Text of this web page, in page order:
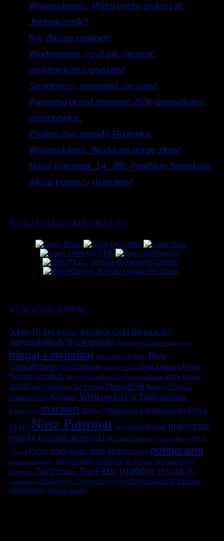
Walewskiego. Mózg może wyłączyć
„bezpiecznik”!
Nie daj się upałom!
Wodowanie, czyli jak ratować
elektroniczne gadżety!
Sportowcu, nawodnij się sam!
Pamiętaj przed startem! Zrób prawidłową
rozgrzewkę.
Praktyczne porady Przemka
Walewskiego. Woda na wagę złota!
Nasz Patronat. 14. JBL Triathlon Sieraków.
Akcja pomocy dzieciom!
NASZE REKOMENDACJE
#TAGI NA TOPIE
5 km 10 km Agrobex Agrobex Cykl Biegów 5/5
Automobilklub Wielkopolski Bieg Agrobex zalasewska Piątka
biegaj i zwiedzaj bieg charytatywny Bieg
Czekoladowy biegi górskie biegi w terenie Bieg Ognia i Wody
bieg po schodach Bieg po schodach Collegium Altum dieta Domix
AGD Poznań Duathlon Tor Poznań Dynasplint Korona Polskich
Półmaratonów Korona Wielkopolski w Półmaratonie
Koronawirus maraton Millano Mistrzostwa Wielkopolski Policji
10 km Nasz Patronat nawodnienie Poznań praktyczne
porady Przemek Walewski Przystań Posnania Puchar Polski PSP w
biegach Puchar Wielkopolski Służb Mundurowych półmaraton
strategia zwycięzcy Super League Triathlon Tor Poznań Tor Poznań Bieg
Formuła 1 Tor Poznań Track Day triathlon TRIGAR.PL
ultramaraton Uniwersytet Ekonomiczny wszystkoobieganiu.pl zdrowe
odżywianie zdrowe zasady